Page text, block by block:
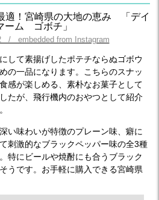
/ embedded from Instagram
して素揚げしたポテチならぬゴボウ
の一品になります。こちらのスナッ
感が楽しめる、素朴なお菓子として
たが、飛行機内のおやつとして紹介
い味わいが特徴のプレーン味、癖に
刺激的なブラックペッパー味の全3種
特にビールや焼酎にも合うブラック
うです。お手軽に購入できる宮崎県